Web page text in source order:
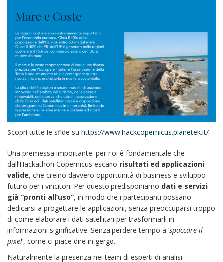
Scopri tutte le sfide su https://www.hackcopernicus.planetek.it/
Una premessa importante: per noi è fondamentale che
dall’Hackathon Copernicus escano risultati ed applicazioni
valide, che creino davvero opportunità di business e sviluppo
futuro per i vincitori. Per questo predisponiamo dati e servizi
già “pronti all’uso”, in modo che i partecipanti possano
dedicarsi a progettare le applicazioni, senza preoccuparsi troppo
di come elaborare i dati satellitari per trasformarli in
informazioni significative. Senza perdere tempo a ‘spaccare il
pixel‘, come ci piace dire in gergo.
Naturalmente la presenza nei team di esperti di analisi